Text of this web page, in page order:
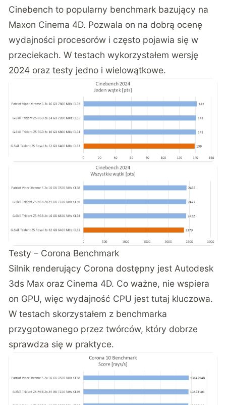
Cinebench to popularny benchmark bazujący na
Maxon Cinema 4D. Pozwala on na dobrą ocenę
wydajności procesorów i często pojawia się w
przeciekach. W testach wykorzystałem wersję
2024 oraz testy jedno i wielowątkowe.
Testy – Corona Benchmark
Silnik renderujący Corona dostępny jest Autodesk
3ds Max oraz Cinema 4D. Co ważne, nie wspiera
on GPU, więc wydajność CPU jest tutaj kluczowa.
W testach skorzystałem z benchmarka
przygotowanego przez twórców, który dobrze
sprawdza się w praktyce.